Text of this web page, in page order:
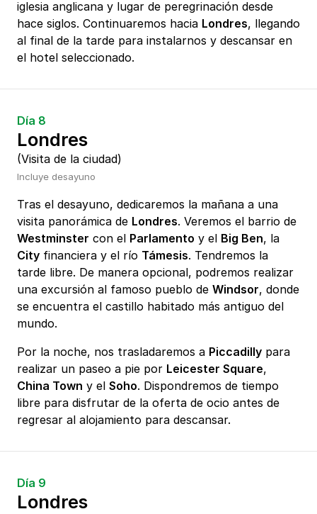
iglesia anglicana y lugar de peregrinación desde
hace siglos. Continuaremos hacia Londres, llegando
al final de la tarde para instalarnos y descansar en
el hotel seleccionado.
Día 8
Londres
(Visita de la ciudad)
Incluye desayuno
Tras el desayuno, dedicaremos la mañana a una
visita panorámica de Londres. Veremos el barrio de
Westminster con el Parlamento y el Big Ben, la
City financiera y el río Támesis. Tendremos la
tarde libre. De manera opcional, podremos realizar
una excursión al famoso pueblo de Windsor, donde
se encuentra el castillo habitado más antiguo del
mundo.
Por la noche, nos trasladaremos a Piccadilly para
realizar un paseo a pie por Leicester Square,
China Town y el Soho. Dispondremos de tiempo
libre para disfrutar de la oferta de ocio antes de
regresar al alojamiento para descansar.
Día 9
Londres